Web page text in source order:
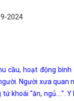
2024
cầu, hoạt động
Người xưa quan
khoái “ăn, ngủ….”.